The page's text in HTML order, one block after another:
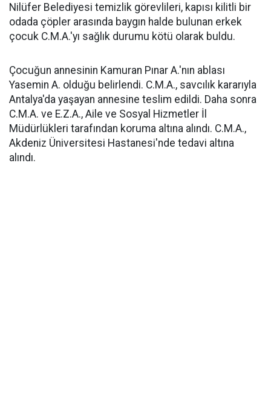
Nilüfer Belediyesi temizlik görevlileri, kapısı kilitli bir
odada çöpler arasında baygın halde bulunan erkek
çocuk C.M.A.'yı sağlık durumu kötü olarak buldu.
Çocuğun annesinin Kamuran Pınar A.'nın ablası
Yasemin A. olduğu belirlendi. C.M.A., savcılık kararıyla
Antalya'da yaşayan annesine teslim edildi. Daha sonra
C.M.A. ve E.Z.A., Aile ve Sosyal Hizmetler İl
Müdürlükleri tarafından koruma altına alındı. C.M.A.,
Akdeniz Üniversitesi Hastanesi'nde tedavi altına
alındı.